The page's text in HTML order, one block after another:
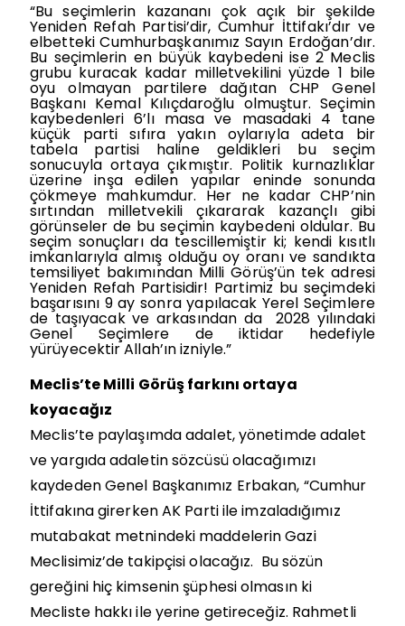
“Bu seçimlerin kazananı çok açık bir şekilde
Yeniden Refah Partisi’dir, Cumhur İttifakı’dır ve
elbetteki Cumhurbaşkanımız Sayın Erdoğan’dır.
Bu seçimlerin en büyük kaybedeni ise 2 Meclis
grubu kuracak kadar milletvekilini yüzde 1 bile
oyu olmayan partilere dağıtan CHP Genel
Başkanı Kemal Kılıçdaroğlu olmuştur. Seçimin
kaybedenleri 6’lı masa ve masadaki 4 tane
küçük parti sıfıra yakın oylarıyla adeta bir
tabela partisi haline geldikleri bu seçim
sonucuyla ortaya çıkmıştır. Politik kurnazlıklar
üzerine inşa edilen yapılar eninde sonunda
çökmeye mahkumdur. Her ne kadar CHP’nin
sırtından milletvekili çıkararak kazançlı gibi
görünseler de bu seçimin kaybedeni oldular. Bu
seçim sonuçları da tescillemiştir ki; kendi kısıtlı
imkanlarıyla almış olduğu oy oranı ve sandıkta
temsiliyet bakımından Milli Görüş’ün tek adresi
Yeniden Refah Partisidir! Partimiz bu seçimdeki
başarısını 9 ay sonra yapılacak Yerel Seçimlere
de taşıyacak ve arkasından da 2028 yılındaki
Genel Seçimlere de iktidar hedefiyle
yürüyecektir Allah’ın izniyle.”
Meclis’te Milli Görüş farkını ortaya
koyacağız
Meclis’te paylaşımda adalet, yönetimde adalet
ve yargıda adaletin sözcüsü olacağımızı
kaydeden Genel Başkanımız Erbakan, “Cumhur
İttifakına girerken AK Parti ile imzaladığımız
mutabakat metnindeki maddelerin Gazi
Meclisimiz’de takipçisi olacağız. Bu sözün
gereğini hiç kimsenin şüphesi olmasın ki
Mecliste hakkı ile yerine getireceğiz. Rahmetli